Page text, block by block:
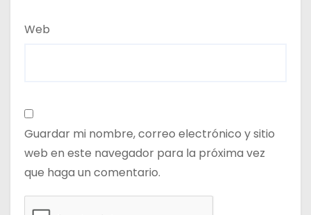
Web
Guardar mi nombre, correo electrónico y sitio
web en este navegador para la próxima vez
que haga un comentario.